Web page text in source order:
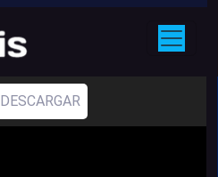
DESCARGAR